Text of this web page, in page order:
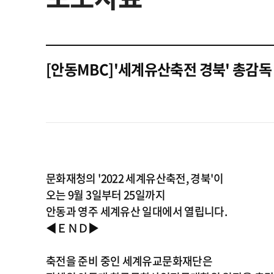
[안동MBC]'세계유산축전 경북' 총감
문화재청의 '2022 세계유산축전, 경북'이
오는 9월 3일부터 25일까지
안동과 영주 세계유산 일대에서 열립니다.
◀ＥＮＤ▶
축전을 준비 중인 세계유교문화재단은